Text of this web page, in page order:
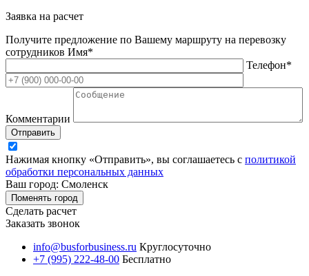
Заявка на расчет
Получите предложение по Вашему маршруту на перевозку
сотрудников Имя*
Телефон*
Комментарии
Отправить
Нажимая кнопку «Отправить», вы соглашаетесь с политикой
обработки персональных данных
Ваш город: Смоленск
Поменять город
Сделать расчет
Заказать звонок
info@busforbusiness.ru Круглосуточно
+7 (995) 222-48-00 Бесплатно